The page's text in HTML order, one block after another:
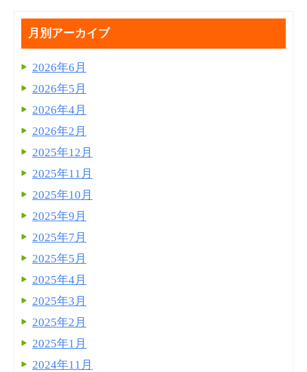
月別アーカイブ
2026年6月
2026年5月
2026年4月
2026年2月
2025年12月
2025年11月
2025年10月
2025年9月
2025年7月
2025年5月
2025年4月
2025年3月
2025年2月
2025年1月
2024年11月